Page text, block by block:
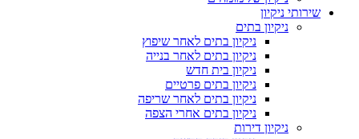
שירותי ניקיון
ניקיון בתים
ניקיון בתים לאחר שיפוץ
ניקיון בתים לאחר בנייה
ניקיון בית חדש
ניקיון בתים פרטיים
ניקיון בתים לאחר שריפה
ניקיון בתים אחרי הצפה
ניקיון דירות